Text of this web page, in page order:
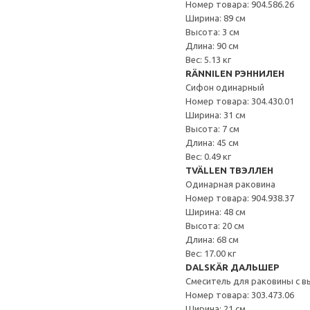
Номер товара: 904.586.26
Ширина: 89 см
Высота: 3 см
Длина: 90 см
Вес: 5.13 кг
RÄNNILEN РЭННИЛЕН
Сифон одинарный
Номер товара: 304.430.01
Ширина: 31 см
Высота: 7 см
Длина: 45 см
Вес: 0.49 кг
TVÄLLEN ТВЭЛЛЕН
Одинарная раковина
Номер товара: 904.938.37
Ширина: 48 см
Высота: 20 см
Длина: 68 см
Вес: 17.00 кг
DALSKÄR ДАЛЬШЕР
Смеситель для раковины с
Номер товара: 303.473.06